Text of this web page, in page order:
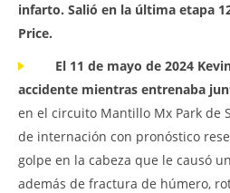
infarto. Salió en la última etapa
Price.
El 11 de mayo de 2024
accidente mientras entrenaba
en el circuito Mantillo Mx Park de
de internación con pronóstico
golpe en la cabeza que le causó
además de fractura de húmero,